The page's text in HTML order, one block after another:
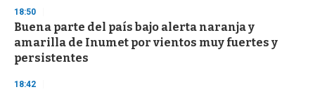
18:50
Buena parte del país bajo alerta naranja y
amarilla de Inumet por vientos muy fuertes y
persistentes
18:42